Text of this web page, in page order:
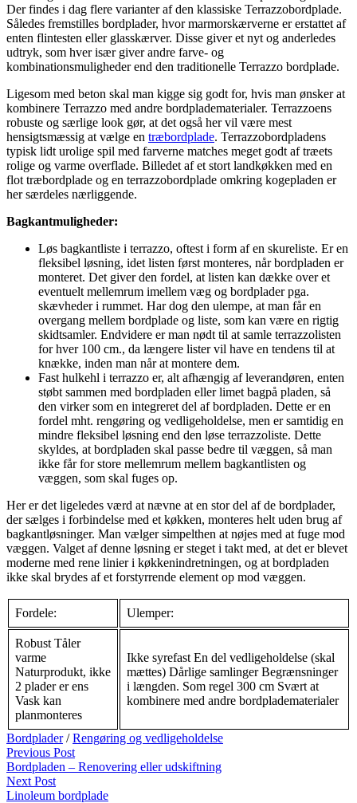
Der findes i dag flere varianter af den klassiske Terrazzobordplade.
Således fremstilles bordplader, hvor marmorskærverne er erstattet af
enten flintesten eller glasskærver. Disse giver et nyt og anderledes
udtryk, som hver især giver andre farve- og
kombinationsmuligheder end den traditionelle Terrazzo bordplade.
Ligesom med beton skal man kigge sig godt for, hvis man ønsker at
kombinere Terrazzo med andre bordpladematerialer. Terrazzoens
robuste og særlige look gør, at det også her vil være mest
hensigtsmæssig at vælge en træbordplade. Terrazzobordpladens
typisk lidt urolige spil med farverne matches meget godt af træets
rolige og varme overflade. Billedet af et stort landkøkken med en
flot træbordplade og en terrazzobordplade omkring kogepladen er
her særdeles nærliggende.
Bagkantmuligheder:
Løs bagkantliste i terrazzo, oftest i form af en skureliste. Er en
fleksibel løsning, idet listen først monteres, når bordpladen er
monteret. Det giver den fordel, at listen kan dække over et
eventuelt mellemrum imellem væg og bordplader pga.
skævheder i rummet. Har dog den ulempe, at man får en
overgang mellem bordplade og liste, som kan være en rigtig
skidtsamler. Endvidere er man nødt til at samle terrazzolisten
for hver 100 cm., da længere lister vil have en tendens til at
knække, inden man når at montere dem.
Fast hulkehl i terrazzo er, alt afhængig af leverandøren, enten
støbt sammen med bordpladen eller limet bagpå pladen, så
den virker som en integreret del af bordpladen. Dette er en
fordel mht. rengøring og vedligeholdelse, men er samtidig en
mindre fleksibel løsning end den løse terrazzoliste. Dette
skyldes, at bordpladen skal passe bedre til væggen, så man
ikke får for store mellemrum mellem bagkantlisten og
væggen, som skal fuges op.
Her er det ligeledes værd at nævne at en stor del af de bordplader,
der sælges i forbindelse med et køkken, monteres helt uden brug af
bagkantløsninger. Man vælger simpelthen at nøjes med at fuge mod
væggen. Valget af denne løsning er steget i takt med, at det er blevet
moderne med rene linier i køkkenindretningen, og at bordpladen
ikke skal brydes af et forstyrrende element op mod væggen.
Fordele: Ulemper:
Robust Tåler
varme
Naturprodukt, ikke
2 plader er ens
Vask kan
planmonteres
Ikke syrefast En del vedligeholdelse (skal
mættes) Dårlige samlinger Begrænsninger
i længden. Som regel 300 cm Svært at
kombinere med andre bordpladematerialer
Bordplader/Rengøring og vedligeholdelse
Previous Post
Bordpladen – Renovering eller udskiftning
Next Post
Linoleum bordplade